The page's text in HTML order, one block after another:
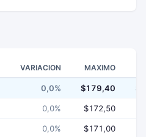
VARIACION MAXIMO
0,0% $179,40
0,0% $172,50
0,0% $171,00